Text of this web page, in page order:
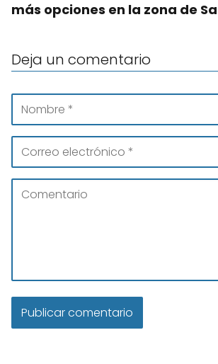
más opciones en la zona de
Deja un comentario